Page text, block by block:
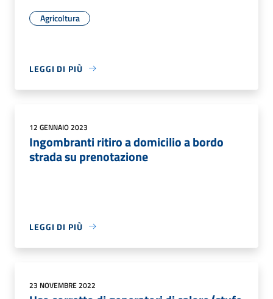
Agricoltura
LEGGI DI PIÙ
12 GENNAIO 2023
Ingombranti ritiro a domicilio a bordo
strada su prenotazione
LEGGI DI PIÙ
23 NOVEMBRE 2022